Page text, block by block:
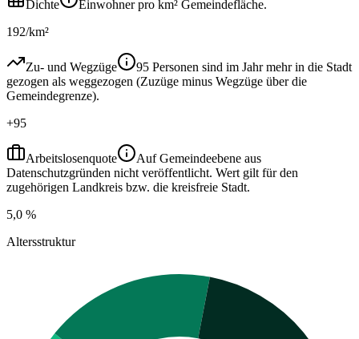
Dichte
Einwohner pro km² Gemeindefläche.
192/km²
Zu- und Wegzüge
95 Personen sind im Jahr mehr in die Stadt
gezogen als weggezogen (Zuzüge minus Wegzüge über die
Gemeindegrenze).
+95
Arbeitslosenquote
Auf Gemeindeebene aus
Datenschutzgründen nicht veröffentlicht. Wert gilt für den
zugehörigen Landkreis bzw. die kreisfreie Stadt.
5,0 %
Altersstruktur